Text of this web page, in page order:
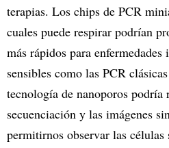
terapias. Los chips de PCR
cuales puede respirar podrían
más rápidos para enfermedades
sensibles como las PCR
tecnología de nanoporos podría
secuenciación y las imágenes
permitirnos observar las células